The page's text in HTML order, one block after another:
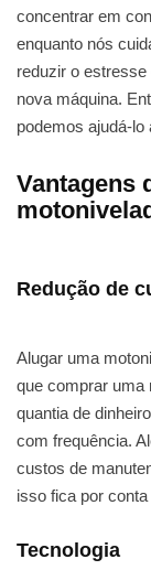
concentrar em
enquanto nós
reduzir o
nova máquina.
podemos ajudá-
Vantagens
Redução de
Alugar uma
que comprar uma
quantia de
com frequência.
custos de
isso fica por
Tecnologia